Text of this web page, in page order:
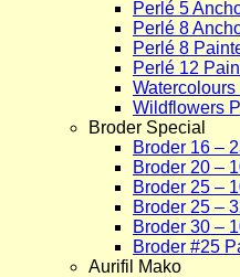
Perlé 5
Perlé 8
Perlé 8
Perlé 12
Wildflowers
Broder Special
Broder 16 –
Broder 20 –
Broder 25 –
Broder 25 –
Broder 30 –
Broder #25
Aurifil Mako